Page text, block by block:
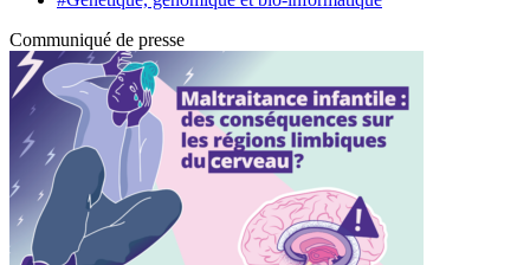
Communiqué de presse